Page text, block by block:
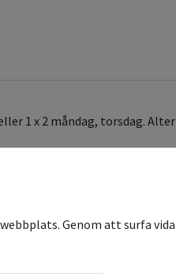
1 x 2 måndag, torsdag.
avslutad behandling.
motsvarande).
Genom att surfa